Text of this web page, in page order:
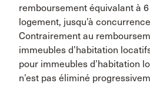
remboursement équivalant à
logement, jusqu’à
Contrairement au
immeubles d’habitation
pour immeubles d’habitation
n’est pas éliminé